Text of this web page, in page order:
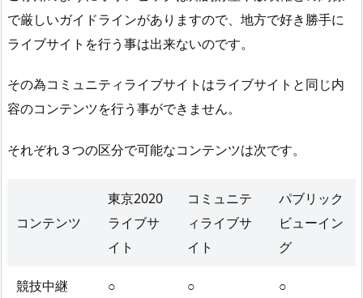
で厳しいガイドラインがありますので、地方で好き勝手に
ライブサイトを行う事は出来ないのです。
その為コミュニティライブサイトはライブサイトと同じ内
容のコンテンツを行う事ができません。
それぞれ３つの区分で可能なコンテンツは次です。
コンテンツ
東京2020
ライブサ
イト
コミュニテ
ィライブサ
イト
パブリック
ビューイン
グ
競技中継 ○ ○ ○